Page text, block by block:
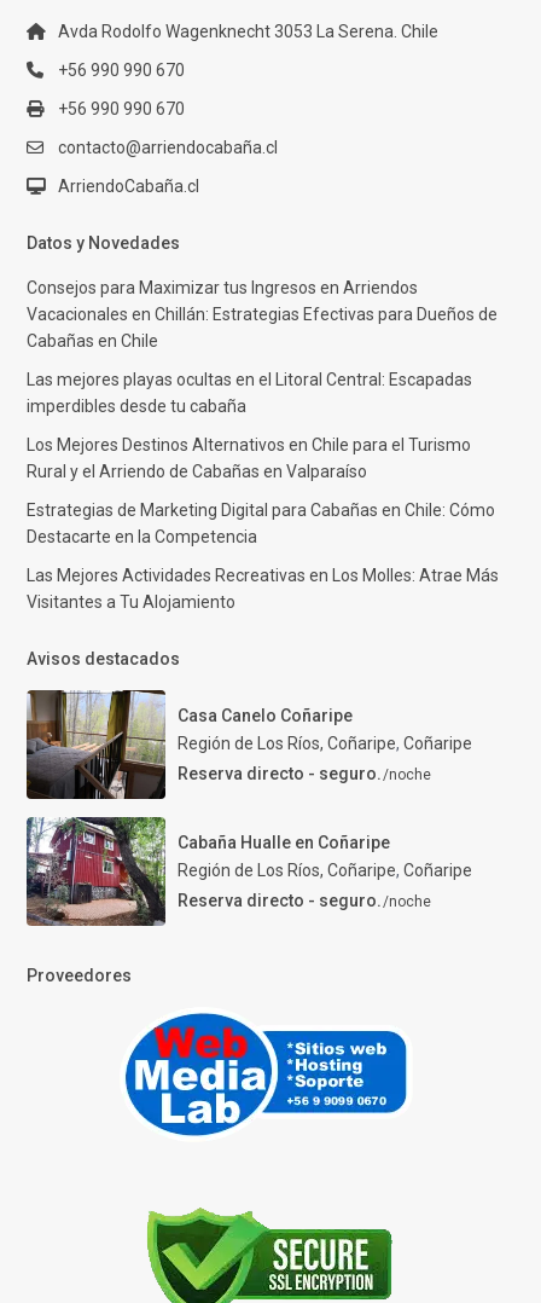
Avda Rodolfo Wagenknecht 3053 La Serena. Chile
+56 990 990 670
+56 990 990 670
contacto@arriendocabaña.cl
ArriendoCabaña.cl
Datos y Novedades
Consejos para Maximizar tus Ingresos en Arriendos
Vacacionales en Chillán: Estrategias Efectivas para Dueños de
Cabañas en Chile
Las mejores playas ocultas en el Litoral Central: Escapadas
imperdibles desde tu cabaña
Los Mejores Destinos Alternativos en Chile para el Turismo
Rural y el Arriendo de Cabañas en Valparaíso
Estrategias de Marketing Digital para Cabañas en Chile: Cómo
Destacarte en la Competencia
Las Mejores Actividades Recreativas en Los Molles: Atrae Más
Visitantes a Tu Alojamiento
Avisos destacados
Casa Canelo Coñaripe
Región de Los Ríos, Coñaripe, Coñaripe
Reserva directo - seguro./noche
Cabaña Hualle en Coñaripe
Región de Los Ríos, Coñaripe, Coñaripe
Reserva directo - seguro./noche
Proveedores